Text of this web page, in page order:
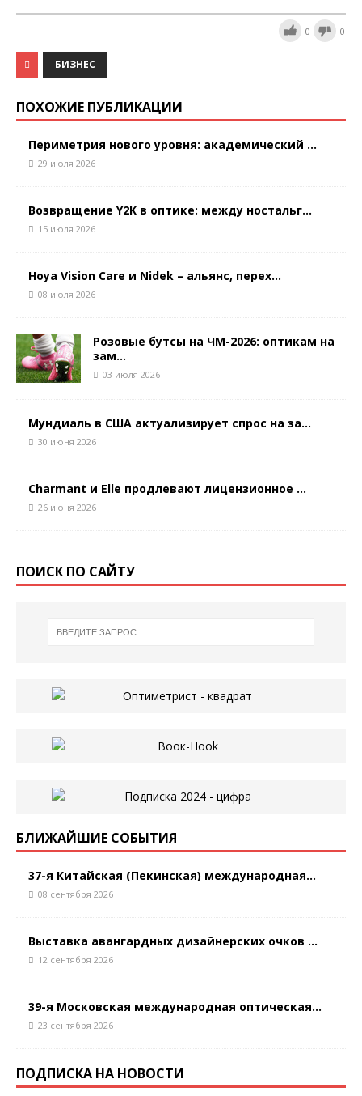
0 0
БИЗНЕС
ПОХОЖИЕ ПУБЛИКАЦИИ
Периметрия нового уровня: академический ...
29 июля 2026
Возвращение Y2K в оптике: между ностальг...
15 июля 2026
Hoya Vision Care и Nidek – альянс, перех...
08 июля 2026
Розовые бутсы на ЧМ-2026: оптикам на
зам...
03 июля 2026
Мундиаль в США актуализирует спрос на за...
30 июня 2026
Charmant и Elle продлевают лицензионное ...
26 июня 2026
ПОИСК ПО САЙТУ
БЛИЖАЙШИЕ СОБЫТИЯ
37-я Китайская (Пекинская) международная...
08 сентября 2026
Выставка авангардных дизайнерских очков ...
12 сентября 2026
39-я Московская международная оптическая...
23 сентября 2026
ПОДПИСКА НА НОВОСТИ